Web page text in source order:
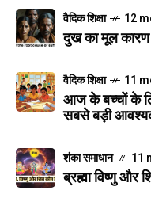
वैदिक शिक्षा 12
दुख का मूल कारण
वैदिक शिक्षा 11
आज के बच्चों के
सबसे बड़ी
शंका समाधान 11
ब्रह्मा विष्णु और